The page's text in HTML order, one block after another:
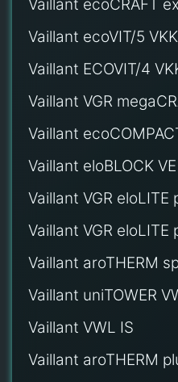
Vaillant ecoCRAFT
Vaillant ecoVIT/5
Vaillant ECOVIT/4
Vaillant VGR
Vaillant
Vaillant eloBLOCK VE
Vaillant VGR eloLITE
Vaillant VGR eloLITE
Vaillant aroTHERM
Vaillant uniTOWER
Vaillant VWL IS
Vaillant aroTHERM